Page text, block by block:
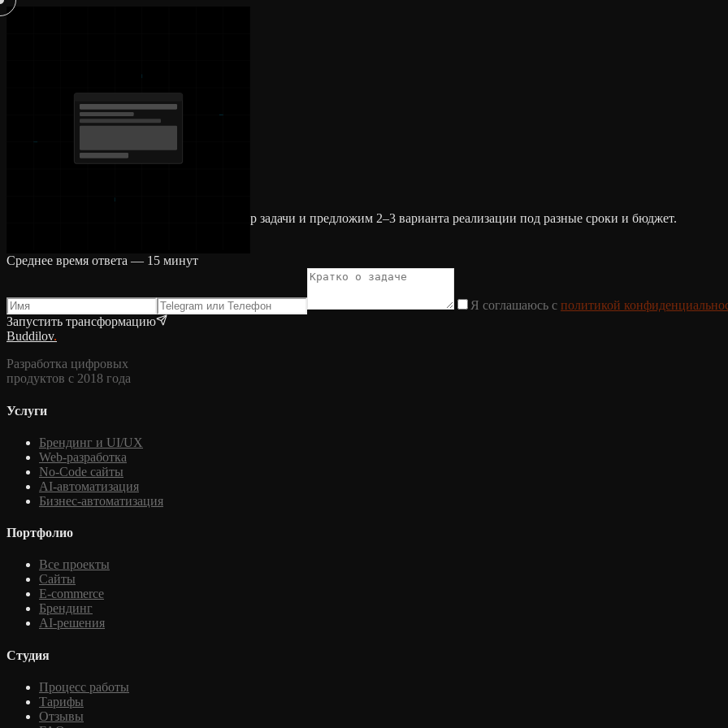
Оставьте заявку. Сделаем бесплатный разбор задачи и предложим 2–3 варианта реализации под разные сроки и бюджет.
Среднее время ответа — 15 минут
Я соглашаюсь с политикой
Запустить трансформацию
Buddilov.
Разработка цифровых
продуктов с 2018 года
Услуги
Брендинг и UI/UX
Web-разработка
No-Code сайты
AI-автоматизация
Бизнес-автоматизация
Портфолио
Все проекты
Сайты
E-commerce
Брендинг
AI-решения
Студия
Процесс работы
Тарифы
Отзывы